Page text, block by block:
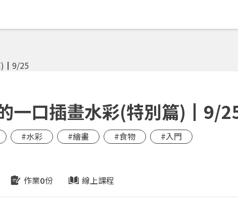
一口插畫水彩(特別篇)┃9/
#水彩 #繪畫 #食物 #入門
作業0份 線上課程